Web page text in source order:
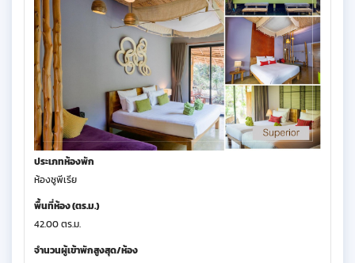
ประเภทห้องพัก
ห้องซูพีเรีย
พื้นที่ห้อง (ตร.ม.)
42.00 ตร.ม.
จำนวนผู้เข้าพักสูงสุด/ห้อง